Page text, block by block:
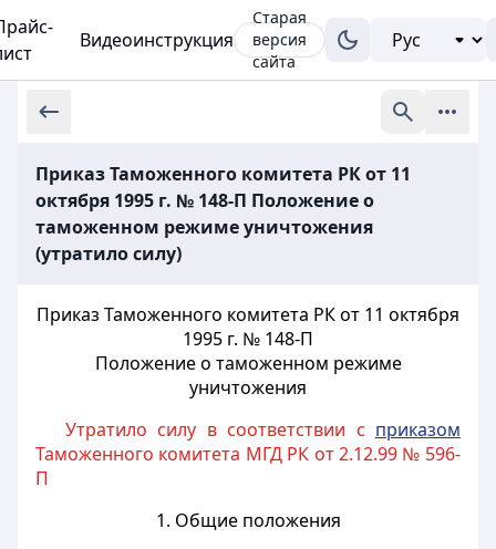
Видеоинструкция
Старая
версия
сайта
Приказ Таможенного комитета РК от 11
октября 1995 г. № 148-П Положение о
таможенном режиме уничтожения
(утратило силу)
Приказ Таможенного комитета РК от 11 октября
1995 г. № 148-П
Положение о таможенном режиме
уничтожения
Утратило силу в соответствии с приказом
Таможенного комитета МГД РК от 2.12.99 № 596-
П
1. Общие положения